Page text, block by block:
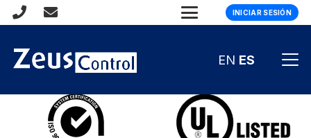
INICIAR SESIÓN
EN ES
Certificaciones